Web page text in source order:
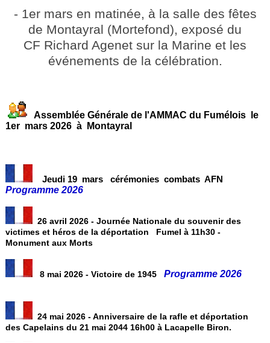
- 1er mars en matinée, à la salle des fêtes
de Montayral (Mortefond), exposé du
CF Richard Agenet sur la Marine et les
événements de la célébration.
Assemblée Générale de l'AMMAC du Fumélois le
1er mars 2026 à Montayral
Jeudi 19 marscérémonies combats AFN
Programme 2026
26 avril 2026 - Journée Nationale du souvenir des
victimes et héros de la déportation Fumel à 11h30 -
Monument aux Morts
8 mai 2026 - Victoire de 1945Programme 2026
24 mai 2026 - Anniversaire de la rafle et déportation
des Capelains du 21 mai 2044 16h00 à Lacapelle Biron.